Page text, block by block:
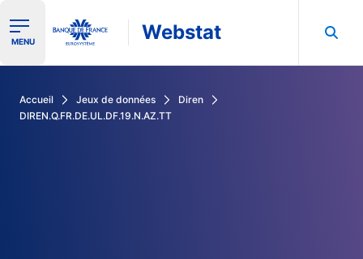
Ouvrir le menu de navigation
MENU Webstat
Accueil Jeux de données
Diren
DIREN.Q.FR.DE.UL.DF.19.N.AZ.TT